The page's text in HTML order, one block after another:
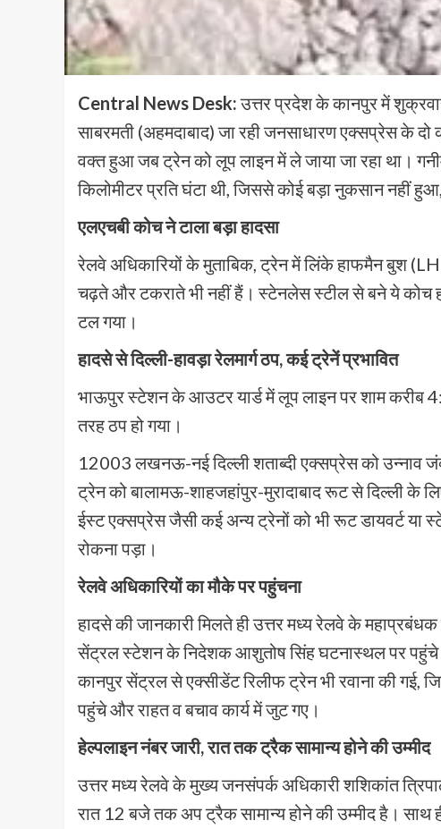
Central News Desk:उत्तर प्रदेश के कानपुर में
साबरमती (अहमदाबाद) जा रही जनसाधारण एक्सप्रेस के
वक्त हुआ जब ट्रेन को लूप लाइन में ले जाया जा रहा था।
किलोमीटर प्रति घंटा थी, जिससे कोई बड़ा नुकसान नहीं
एलएचबी कोच ने टाला बड़ा हादसा
रेलवे अधिकारियों के मुताबिक, ट्रेन में लिंके हाफमैन बुश
चढ़ते और टकराते भी नहीं हैं। स्टेनलेस स्टील से बने ये कोच
टल गया।
हादसे से दिल्ली-हावड़ा रेलमार्ग ठप, कई ट्रेनें प्रभावित
भाऊपुर स्टेशन के आउटर यार्ड में लूप लाइन पर शाम करीब
तरह ठप हो गया।
12003 लखनऊ-नई दिल्ली शताब्दी एक्सप्रेस को उन्नाव
ट्रेन को बालामऊ-शाहजहांपुर-मुरादाबाद रूट से दिल्ली के
ईस्ट एक्सप्रेस जैसी कई अन्य ट्रेनों को भी रूट डायवर्ट या
रोकना पड़ा।
रेलवे अधिकारियों का मौके पर पहुंचना
हादसे की जानकारी मिलते ही उत्तर मध्य रेलवे के
सेंट्रल स्टेशन के निदेशक आशुतोष सिंह घटनास्थल पर
कानपुर सेंट्रल से एक्सीडेंट रिलीफ ट्रेन भी रवाना की गई,
पहुंचे और राहत व बचाव कार्य में जुट गए।
हेल्पलाइन नंबर जारी, रात तक ट्रैक सामान्य होने की उम्मीद
उत्तर मध्य रेलवे के मुख्य जनसंपर्क अधिकारी शशिकांत
रात 12 बजे तक अप ट्रैक सामान्य होने की उम्मीद है। साथ